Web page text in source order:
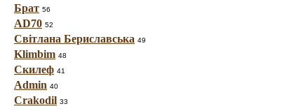
Брат 56
AD70 52
Світлана Бериславська 49
Klimbim 48
Скилеф 41
Admin 40
Crakodil 33